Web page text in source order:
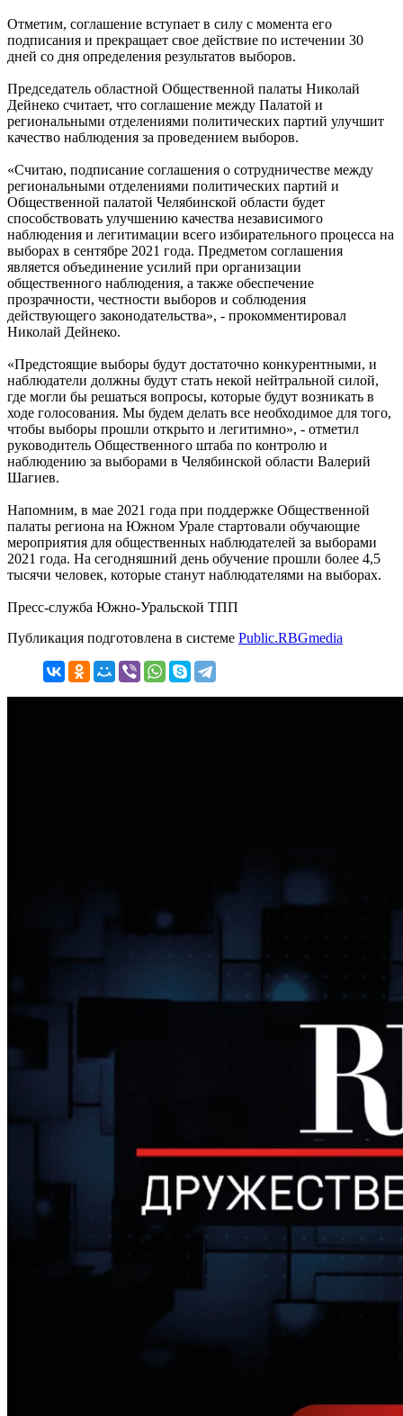
Отметим, соглашение вступает в силу с момента его
подписания и прекращает свое действие по истечении 30
дней со дня определения результатов выборов.
Председатель областной Общественной палаты Николай
Дейнеко считает, что соглашение между Палатой и
региональными отделениями политических партий улучшит
качество наблюдения за проведением выборов.
«Считаю, подписание соглашения о сотрудничестве между
региональными отделениями политических партий и
Общественной палатой Челябинской области будет
способствовать улучшению качества независимого
наблюдения и легитимации всего избирательного процесса на
выборах в сентябре 2021 года. Предметом соглашения
является объединение усилий при организации
общественного наблюдения, а также обеспечение
прозрачности, честности выборов и соблюдения
действующего законодательства», - прокомментировал
Николай Дейнеко.
«Предстоящие выборы будут достаточно конкурентными, и
наблюдатели должны будут стать некой нейтральной силой,
где могли бы решаться вопросы, которые будут возникать в
ходе голосования. Мы будем делать все необходимое для того,
чтобы выборы прошли открыто и легитимно», - отметил
руководитель Общественного штаба по контролю и
наблюдению за выборами в Челябинской области Валерий
Шагиев.
Напомним, в мае 2021 года при поддержке Общественной
палаты региона на Южном Урале стартовали обучающие
мероприятия для общественных наблюдателей за выборами
2021 года. На сегодняшний день обучение прошли более 4,5
тысячи человек, которые станут наблюдателями на выборах.
Пресс-служба Южно-Уральской ТПП
Публикация подготовлена в системе Public.RBGmedia